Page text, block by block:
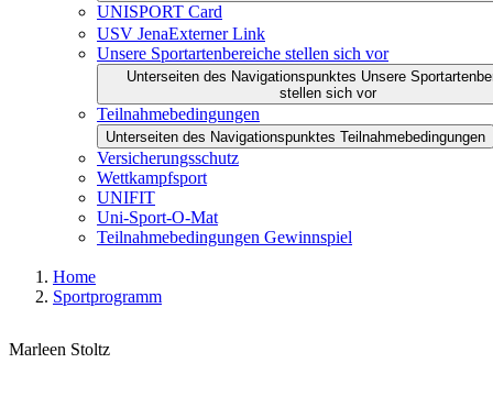
UNISPORT Card
USV JenaExterner Link
Unsere Sportartenbereiche stellen sich vor
Unterseiten des Navigationspunktes Unsere
stellen sich vor
Teilnahmebedingungen
Unterseiten des Navigationspunktes Teilnahmebedingungen
Versicherungsschutz
Wettkampfsport
UNIFIT
Uni-Sport-O-Mat
Teilnahmebedingungen Gewinnspiel
Home
Sportprogramm
Marleen Stoltz